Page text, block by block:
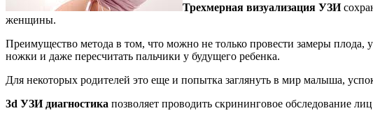
Трехмерная визуализация УЗИ
женщины.
Преимущество метода в том, что можно не только провести замеры
ножки и даже пересчитать пальчики у будущего ребенка.
Для некоторых родителей это еще и попытка заглянуть в мир малыша,
3d УЗИ диагностика позволяет проводить скрининговое обследование